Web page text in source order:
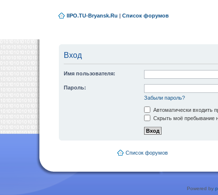
IIPO.TU-Bryansk.Ru | Список форумов
Вход
Имя пользователя:
Пароль:
Забыли пароль?
Автоматически входить
Скрыть моё пребывание
Список форумов
Powered by